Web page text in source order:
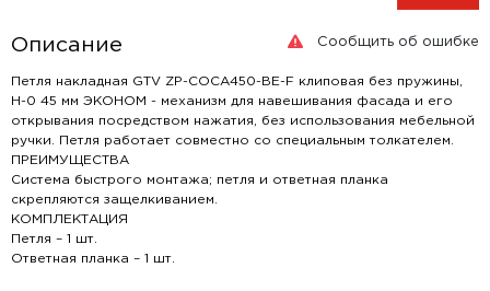
Сообщить об ошибке
Описание
Петля накладная GTV ZP-COCA450-BE-F клиповая без пружины,
H-0 45 мм ЭКОНОМ - механизм для навешивания фасада и его
открывания посредством нажатия, без использования мебельной
ручки. Петля работает совместно со специальным толкателем.
ПРЕИМУЩЕСТВА
Система быстрого монтажа; петля и ответная планка
скрепляются защелкиванием.
КОМПЛЕКТАЦИЯ
Петля – 1 шт.
Ответная планка – 1 шт.